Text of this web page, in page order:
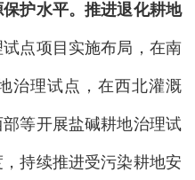
保护水平。推进退化耕地
点项目实施布局，在南
治理试点，在西北灌溉
等开展盐碱耕地治理试
持续推进受污染耕地安